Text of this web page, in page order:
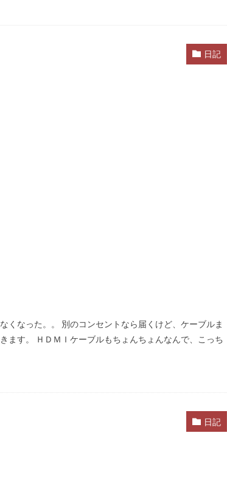
日記
くなった。。 別のコンセントなら届くけど、ケーブルま
ます。 ＨＤＭＩケーブルもちょんちょんなんで、こっち
日記